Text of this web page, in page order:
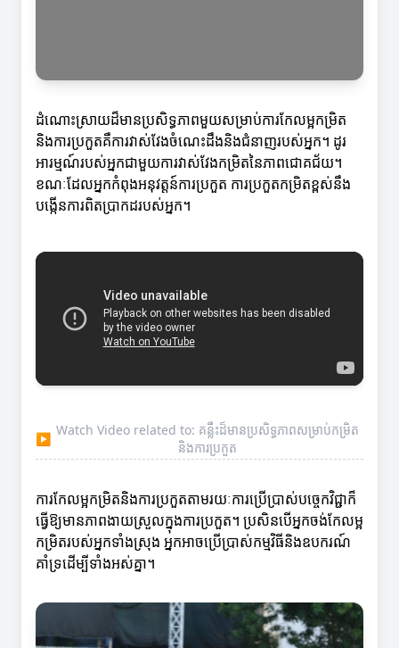
ដំណោះស្រាយដ៏មានប្រសិទ្ធភាពមួយសម្រាប់ការកែលម្អកម្រិត
និងការប្រកួតគឺការវាស់វែងចំណេះដឹងនិងជំនាញរបស់អ្នក។ ដូរ
អារម្មណ៍របស់អ្នកជាមួយការវាស់វែងកម្រិតនៃភាពជោគជ័យ។
ខណៈដែលអ្នកកំពុងអនុវត្តន៍ការប្រកួត ការប្រកួតកម្រិតខ្ពស់នឹង
បង្កើនការពិតប្រាកដរបស់អ្នក។
▶
Watch Video related to: គន្លឹះដ៏មានប្រសិទ្ធភាពសម្រាប់កម្រិត
និងការប្រកួត
ការកែលម្អកម្រិតនិងការប្រកួតតាមរយៈការប្រើប្រាស់បច្ចេកវិជ្ជាក៏
ធ្វើឱ្យមានភាពងាយស្រួលក្នុងការប្រកួត។ ប្រសិនបើអ្នកចង់កែលម្អ
កម្រិតរបស់អ្នកទាំងស្រុង អ្នកអាចប្រើប្រាស់កម្មវិធីនិងឧបករណ៍
គាំទ្រដើម្បីទាំងអស់គ្នា។